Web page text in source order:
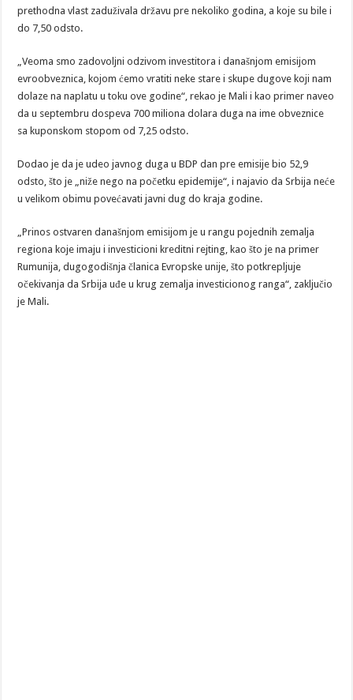
prethodna vlast zaduživala državu pre nekoliko godina, a koje su bile i
do 7,50 odsto.
„Veoma smo zadovoljni odzivom investitora i današnjom emisijom
evroobveznica, kojom ćemo vratiti neke stare i skupe dugove koji nam
dolaze na naplatu u toku ove godine“, rekao je Mali i kao primer naveo
da u septembru dospeva 700 miliona dolara duga na ime obveznice
sa kuponskom stopom od 7,25 odsto.
Dodao je da je udeo javnog duga u BDP dan pre emisije bio 52,9
odsto, što je „niže nego na početku epidemije“, i najavio da Srbija neće
u velikom obimu povećavati javni dug do kraja godine.
„Prinos ostvaren današnjom emisijom je u rangu pojednih zemalja
regiona koje imaju i investicioni kreditni rejting, kao što je na primer
Rumunija, dugogodišnja članica Evropske unije, što potkrepljuje
očekivanja da Srbija uđe u krug zemalja investicionog ranga“, zaključio
je Mali.